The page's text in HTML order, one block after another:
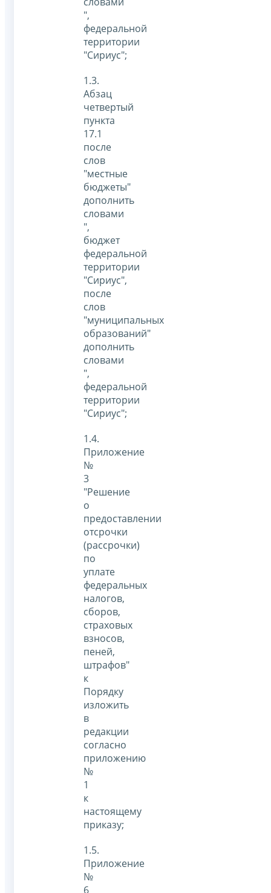
",
федеральной
территории
"Сириус";
1.3.
Абзац
четвертый
пункта
17.1
после
слов
"местные
бюджеты"
дополнить
словами
",
бюджет
федеральной
территории
"Сириус",
после
слов
"муниципальных
образований"
дополнить
словами
",
федеральной
территории
"Сириус";
1.4.
Приложение
№
3
"Решение
о
предоставлении
отсрочки
(рассрочки)
по
уплате
федеральных
налогов,
сборов,
страховых
взносов,
пеней,
штрафов"
к
Порядку
изложить
в
редакции
согласно
приложению
№
1
к
настоящему
приказу;
1.5.
Приложение
№
6